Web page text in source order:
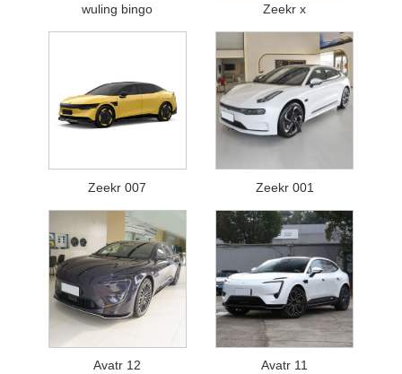
wuling bingo Zeekr x
Zeekr 007 Zeekr 001
Avatr 12 Avatr 11